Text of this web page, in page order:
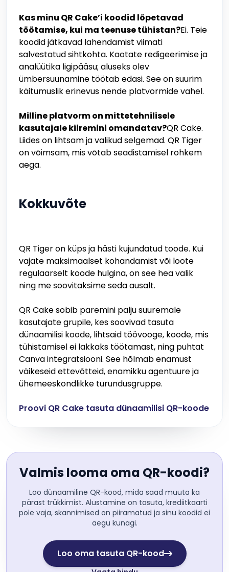
Kas minu QR Cake’i koodid lõpetavad
töötamise, kui ma teenuse tühistan?Ei. Teie
koodid jätkavad lahendamist viimati
salvestatud sihtkohta. Kaotate redigeerimise ja
analüütika ligipääsu; aluseks olev
ümbersuunamine töötab edasi. See on suurim
käitumuslik erinevus nende platvormide vahel.
Milline platvorm on mittetehnilisele
kasutajale kiiremini omandatav?QR Cake.
Liides on lihtsam ja valikud selgemad. QR Tiger
on võimsam, mis võtab seadistamisel rohkem
aega.
Kokkuvõte
QR Tiger on küps ja hästi kujundatud toode. Kui
vajate maksimaalset kohandamist või loote
regulaarselt koode hulgina, on see hea valik
ning me soovitaksime seda ausalt.
QR Cake sobib paremini palju suuremale
kasutajate grupile, kes soovivad tasuta
dünaamilisi koode, lihtsaid töövooge, koode, mis
tühistamisel ei lakkaks töötamast, ning puhtat
Canva integratsiooni. See hõlmab enamust
väikeseid ettevõtteid, enamikku agentuure ja
ühemeeskondlikke turundusgruppe.
Proovi QR Cake tasuta dünaamilisi QR-koode
Valmis looma oma QR-koodi?
Loo dünaamiline QR-kood, mida saad muuta ka
pärast trükkimist. Alustamine on tasuta, krediitkaarti
pole vaja, skannimised on piiramatud ja sinu koodid ei
aegu kunagi.
Loo oma tasuta QR-kood